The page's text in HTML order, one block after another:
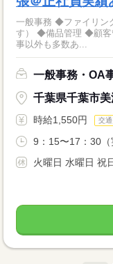
一般事務 ◆ファイリング ◆データ入力 ◆電話対応（取次メインで
す） ◆備品管理 ◆顧客管理 ◆
事以外も多数あ...
一般事務・OA
千葉県千葉市美
時給1,550円 交
9：15〜17：30
火曜日 水曜日 祝